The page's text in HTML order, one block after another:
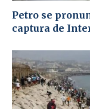
Petro se
captura de